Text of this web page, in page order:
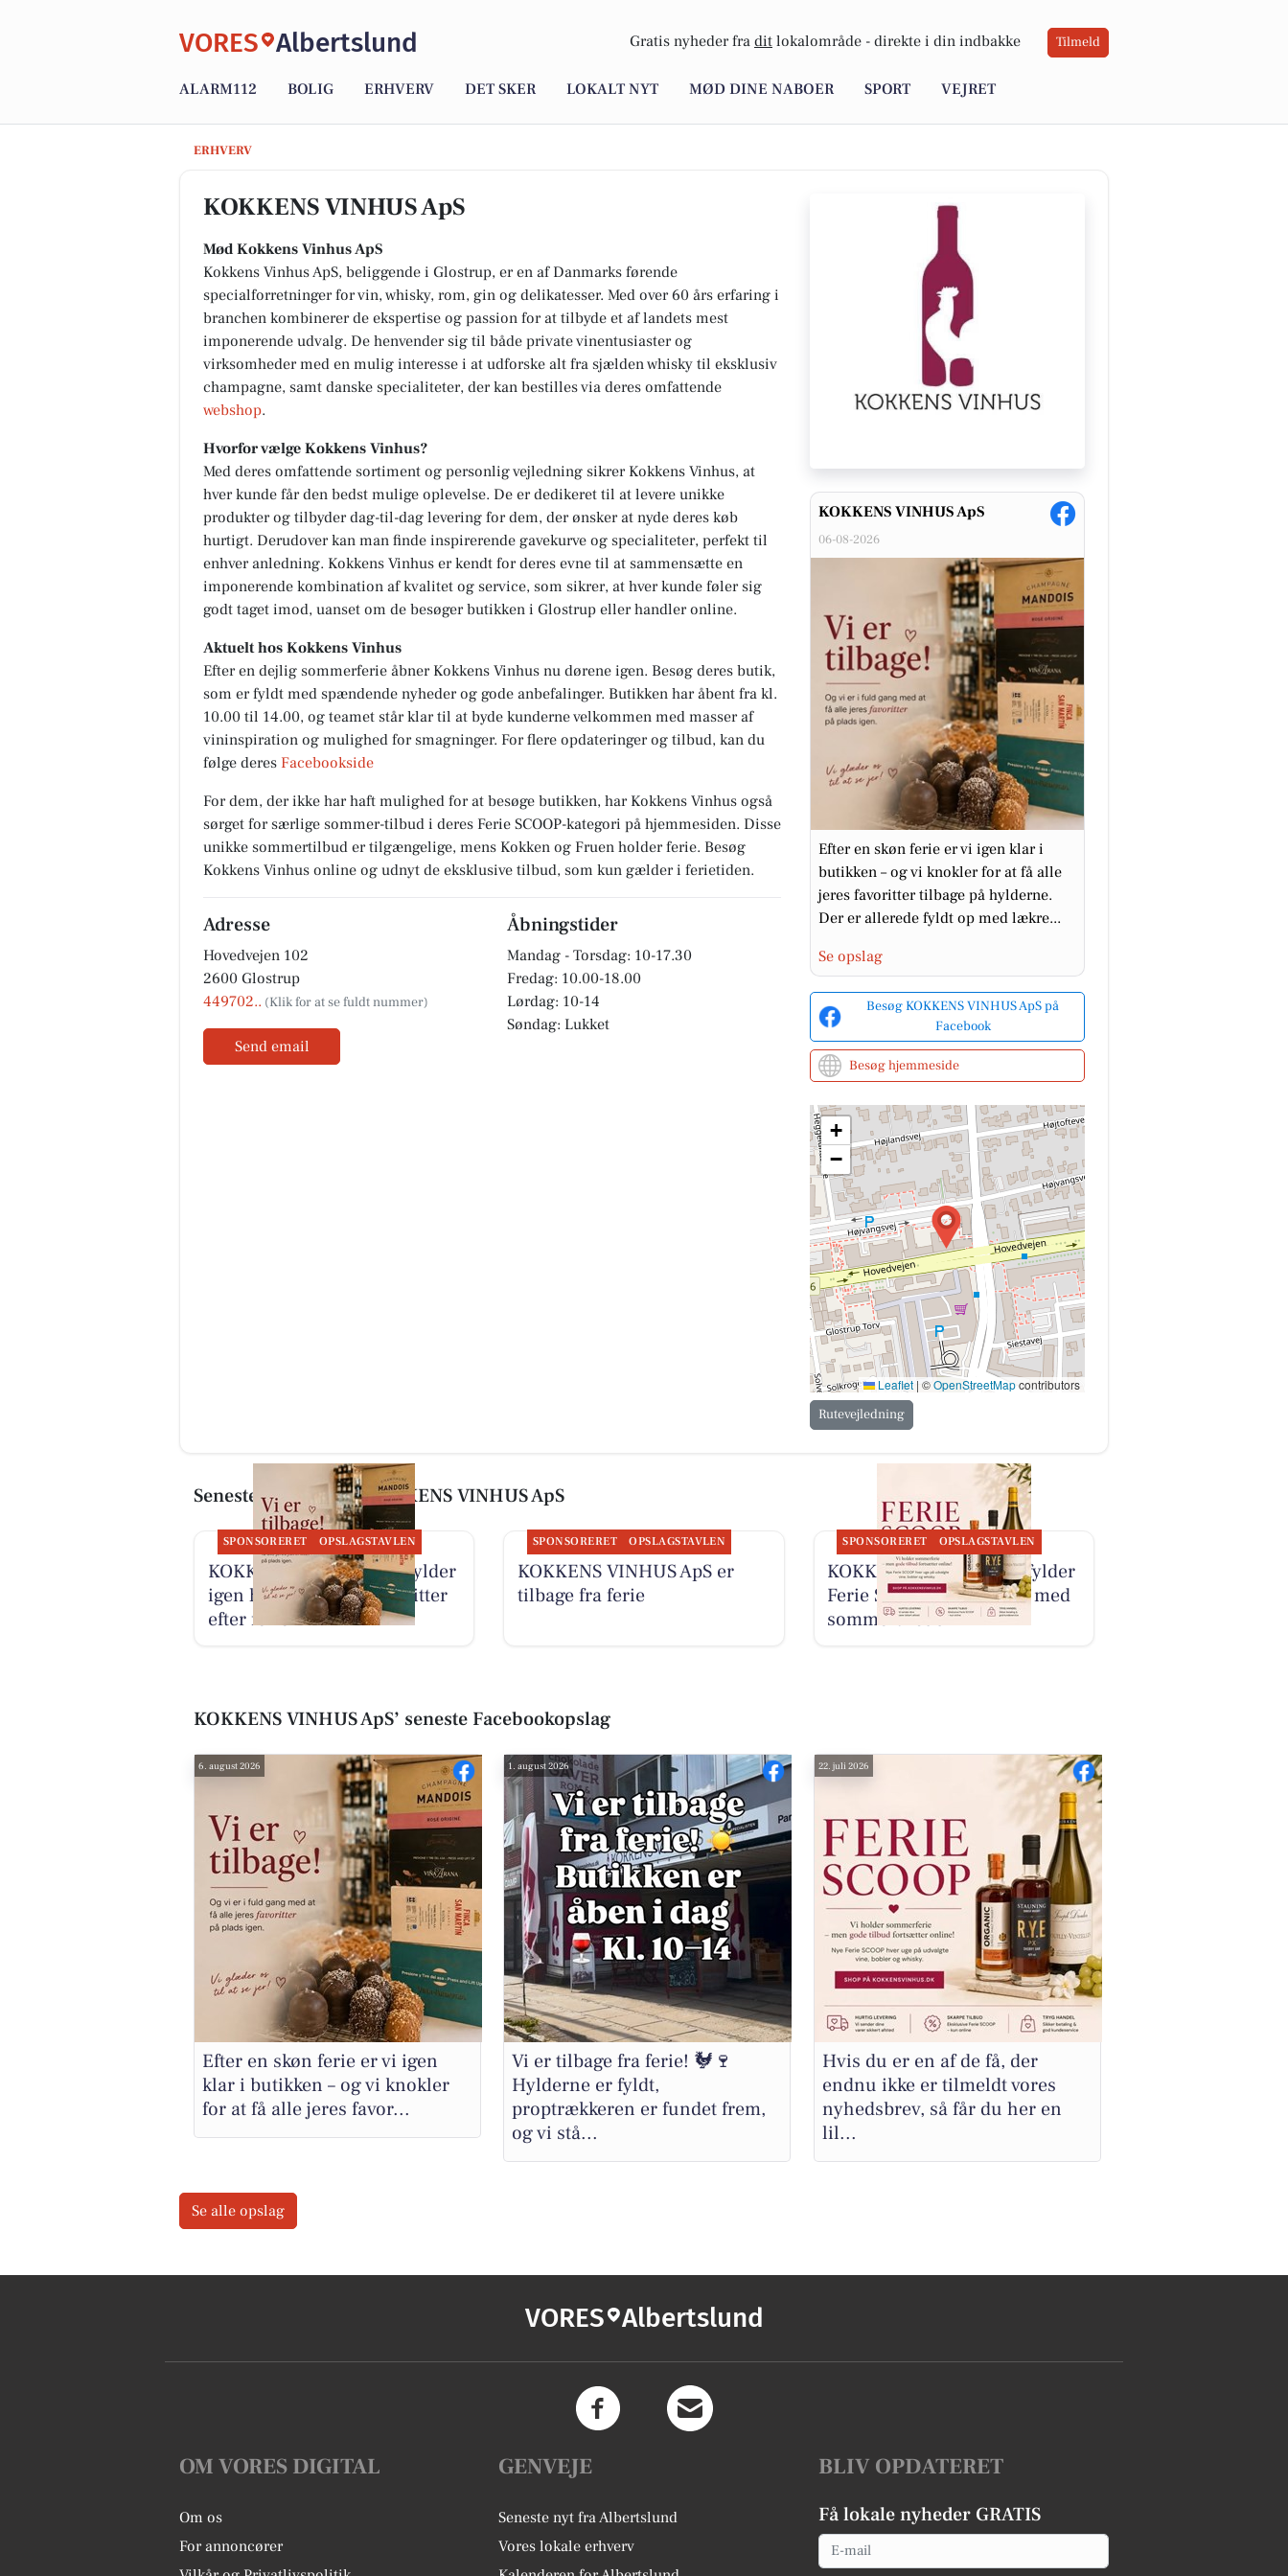
VORES Albertslund Gratis nyheder fra dit lokalområde - direkte i din indbakke Tilmeld
ALARM112 BOLIG ERHVERV DET SKER LOKALT NYT MØD DINE NABOER SPORT VEJRET
ERHVERV
KOKKENS VINHUS ApS
KOKKENS VINHUS ApS
Mød Kokkens Vinhus ApS
Kokkens Vinhus ApS, beliggende i Glostrup, er en af Danmarks førende
specialforretninger for vin, whisky, rom, gin og delikatesser. Med over 60 års erfaring i
branchen kombinerer de ekspertise og passion for at tilbyde et af landets mest
imponerende udvalg. De henvender sig til både private vinentusiaster og
virksomheder med en mulig interesse i at udforske alt fra sjælden whisky til eksklusiv
champagne, samt danske specialiteter, der kan bestilles via deres omfattende
webshop.
Hvorfor vælge Kokkens Vinhus?
Med deres omfattende sortiment og personlig vejledning sikrer Kokkens Vinhus, at
hver kunde får den bedst mulige oplevelse. De er dedikeret til at levere unikke
produkter og tilbyder dag-til-dag levering for dem, der ønsker at nyde deres køb
hurtigt. Derudover kan man finde inspirerende gavekurve og specialiteter, perfekt til
enhver anledning. Kokkens Vinhus er kendt for deres evne til at sammensætte en
imponerende kombination af kvalitet og service, som sikrer, at hver kunde føler sig
godt taget imod, uanset om de besøger butikken i Glostrup eller handler online.
Aktuelt hos Kokkens Vinhus
Efter en dejlig sommerferie åbner Kokkens Vinhus nu dørene igen. Besøg deres butik,
som er fyldt med spændende nyheder og gode anbefalinger. Butikken har åbent fra kl.
10.00 til 14.00, og teamet står klar til at byde kunderne velkommen med masser af
vininspiration og mulighed for smagninger. For flere opdateringer og tilbud, kan du
følge deres Facebookside
For dem, der ikke har haft mulighed for at besøge butikken, har Kokkens Vinhus også
sørget for særlige sommer-tilbud i deres Ferie SCOOP-kategori på hjemmesiden. Disse
unikke sommertilbud er tilgængelige, mens Kokken og Fruen holder ferie. Besøg
Kokkens Vinhus online og udnyt de eksklusive tilbud, som kun gælder i ferietiden.
Adresse
Hovedvejen 102
2600 Glostrup
449702..
Send email
Åbningstider
Mandag - Torsdag: 10-17.30
Fredag: 10.00-18.00
Lørdag: 10-14
Søndag: Lukket
KOKKENS VINHUS ApS
06-08-2026
Efter en skøn ferie er vi igen klar i
butikken – og vi knokler for at få alle
jeres favoritter tilbage på hylderne.
Der er allerede fyldt op med lækre...
Se opslag
Besøg KOKKENS VINHUS ApS på
Facebook
Besøg hjemmeside
+
−
Leaflet | ©OpenStreetMapcontributors
Rutevejledning
Seneste artikler om KOKKENS VINHUS ApS
SPONSORERET OPSLAGSTAVLEN
KOKKENS VINHUS ApS fylder
igen hylderne med favoritter
efter ferien
SPONSORERET OPSLAGSTAVLEN
KOKKENS VINHUS ApS er
tilbage fra ferie
SPONSORERET OPSLAGSTAVLEN
KOKKENS VINHUS ApS fylder
Ferie SCOOP-kategorien med
sommertilbud
KOKKENS VINHUS ApS’ seneste Facebookopslag
6. august 2026
Efter en skøn ferie er vi igen
klar i butikken – og vi knokler
for at få alle jeres favor...
1. august 2026
Vi er tilbage fra ferie! 🐓🍷
Hylderne er fyldt,
proptrækkeren er fundet frem,
og vi stå...
22. juli 2026
Hvis du er en af de få, der
endnu ikke er tilmeldt vores
nyhedsbrev, så får du her en
lil...
Se alle opslag
VORES Albertslund
OM VORES DIGITAL
Om os
For annoncører
GENVEJE
Seneste nyt fra Albertslund
Vores lokale erhverv
BLIV OPDATERET
Få lokale nyheder GRATIS
Email